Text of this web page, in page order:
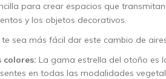
para crear espacios que
y los objetos decorativos.
sea más fácil dar este cambio de
colores: La gama estrella del otoño es
en todas las modalidades